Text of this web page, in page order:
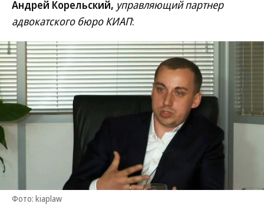
Андрей Корельский, управляющий партнер
адвокатского бюро КИАП:
Фото: kiaplaw